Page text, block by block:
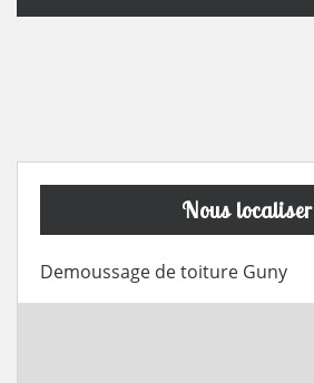
Nous localiser
Demoussage de toiture Guny